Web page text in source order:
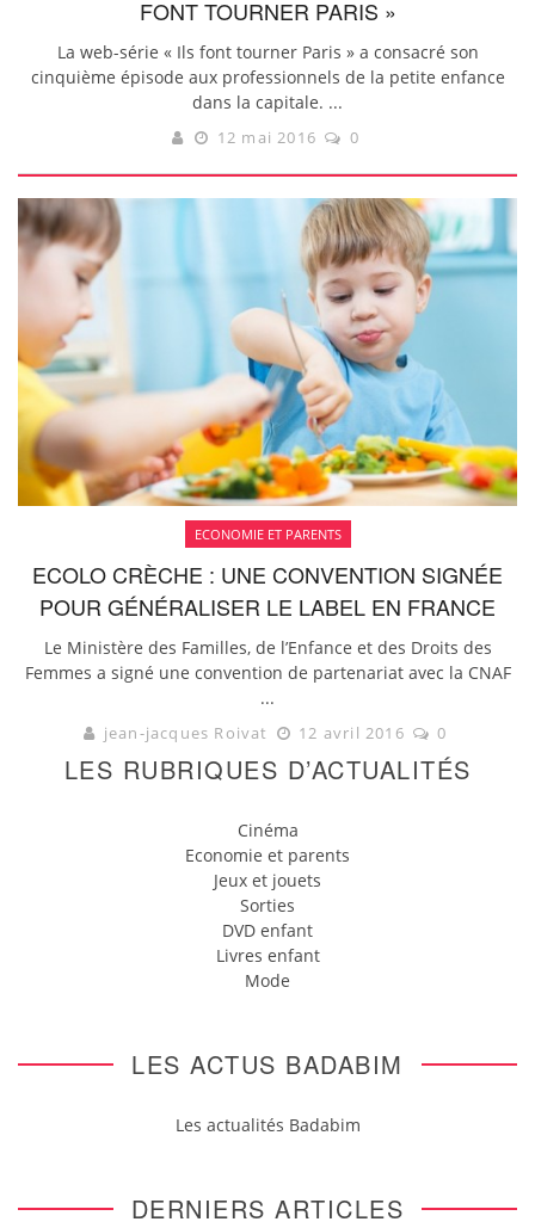
FONT TOURNER PARIS »
La web-série « Ils font tourner Paris » a consacré son
cinquième épisode aux professionnels de la petite enfance
dans la capitale. ...
12 mai 2016 0
ECONOMIE ET PARENTS
ECOLO CRÈCHE : UNE CONVENTION SIGNÉE
POUR GÉNÉRALISER LE LABEL EN FRANCE
Le Ministère des Familles, de l’Enfance et des Droits des
Femmes a signé une convention de partenariat avec la CNAF
...
jean-jacques Roivat 12 avril 2016 0
LES RUBRIQUES D’ACTUALITÉS
Cinéma
Economie et parents
Jeux et jouets
Sorties
DVD enfant
Livres enfant
Mode
LES ACTUS BADABIM
Les actualités Badabim
DERNIERS ARTICLES